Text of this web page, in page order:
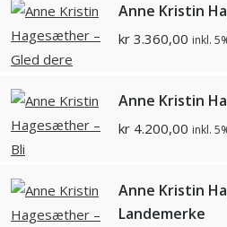
Anne Kristin
kr 3.360,00 inkl.
Anne Kristin
kr 4.200,00 inkl.
Anne Kristin
Landemerke